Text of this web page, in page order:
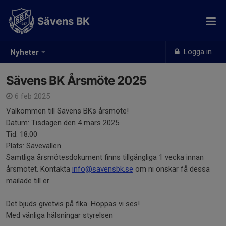
Nyheter Logga in
Sävens BK
Sävens BK Årsmöte 2025
6 feb 2025
Välkommen till Sävens BKs årsmöte!
Datum: Tisdagen den 4 mars 2025
Tid: 18:00
Plats: Sävevallen
Samtliga årsmötesdokument finns tillgängliga 1 vecka innan
årsmötet. Kontakta info@savensbk.se om ni önskar få dessa
mailade till er.
Det bjuds givetvis på fika. Hoppas vi ses!
Med vänliga hälsningar styrelsen